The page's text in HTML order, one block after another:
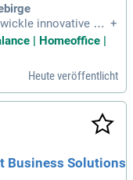
innovative So
an und unter
+
| Homeoffice |
Heute veröffentlicht
Business Solutions